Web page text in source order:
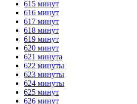
615 минут
616 минут
617 минут
618 минут
619 минут
620 минут
621 минута
622 минуты
623 минуты
624 минуты
625 минут
626 минут